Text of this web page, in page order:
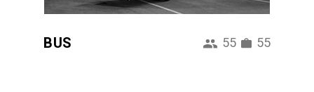
BUS 55 55